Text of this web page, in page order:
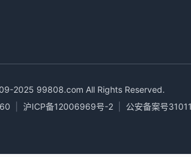
2025 99808.com All Rights Reserved.
沪ICP备12006969号-2
公安备案号